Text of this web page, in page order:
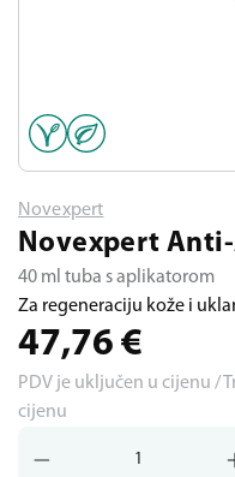
Novexpert
Novexpert
40 ml tuba s aplikatorom
Za regeneraciju kože i
47,76 €
PDV je uključen u cijenu /
cijenu